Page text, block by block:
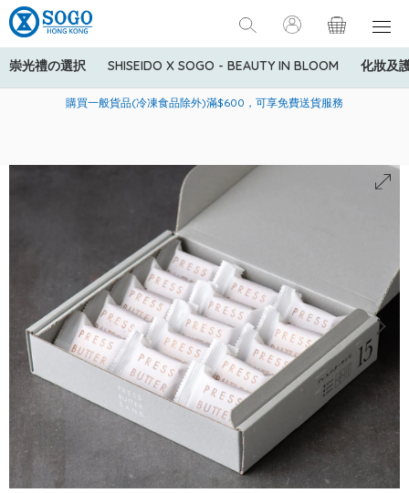
崇光禮の選択 SHISEIDO X SOGO - BEAUTY IN BLOOM 化妝及
美國運通Explorer®信用卡會員購物禮遇：高達5%簽賬回贈！
購買一般貨品(冷凍食品除外)滿$600，可享免費送貨服務
寄送中國內地服務只適用於指定商品，若訂單金額少於HK$600(折